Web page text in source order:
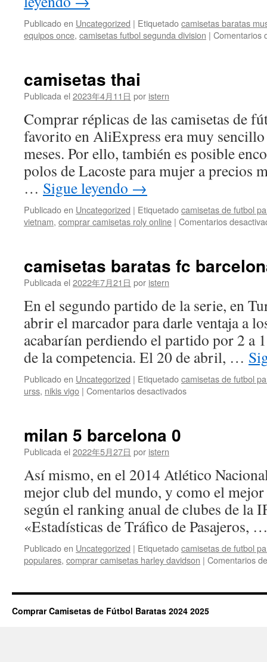
Publicado en Uncategorized | Etiquetadocamisetas baratas
equipos once, camisetas futbol segunda division | Comentarios
camisetas thai
Publicada el 2023年4月11日 por istern
Comprar réplicas de las camisetas de
favorito en AliExpress era muy sencillo
meses. Por ello, también es posible
polos de Lacoste para mujer a precios
… Sigue leyendo →
Publicado en Uncategorized | Etiquetadocamisetas de futbol
vietnam, comprar camisetas roly online | Comentarios
camisetas baratas fc
Publicada el 2022年7月21日 por istern
En el segundo partido de la serie, en
abrir el marcador para darle ventaja a
acabarían perdiendo el partido por 2 a
de la competencia. El 20 de abril, …
Publicado en Uncategorized | Etiquetadocamisetas de futbol
urss, nikis vigo | Comentarios desactivadosen
milan 5 barcelona 0
Publicada el 2022年5月27日 por istern
Así mismo, en el 2014 Atlético
mejor club del mundo, y como el
según el ranking anual de clubes de la
«Estadísticas de Tráfico de Pasajeros,
Publicado en Uncategorized | Etiquetadocamisetas de futbol
populares, comprar camisetas harley davidson | Comentarios
Comprar Camisetas de Fútbol Baratas 2024 2025